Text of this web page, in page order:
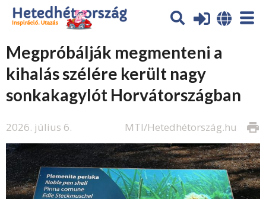
Megpróbálják megmenteni a
kihalás szélére került nagy
sonkakagylót Horvátországban
2026. július 6. print
MTI/Hetedhétország.hu